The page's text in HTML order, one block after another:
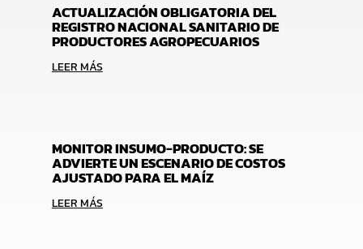
ACTUALIZACIÓN OBLIGATORIA DEL
REGISTRO NACIONAL SANITARIO DE
PRODUCTORES AGROPECUARIOS
LEER MÁS
MONITOR INSUMO-PRODUCTO: SE
ADVIERTE UN ESCENARIO DE COSTOS
AJUSTADO PARA EL MAÍZ
LEER MÁS